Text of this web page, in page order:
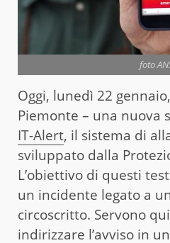
foto
Oggi, lunedì 22
Piemonte – una nuova
IT-Alert, il sistema di
sviluppato dalla
L’obiettivo di questi
un incidente legato a
circoscritto. Servono
indirizzare l’avviso in